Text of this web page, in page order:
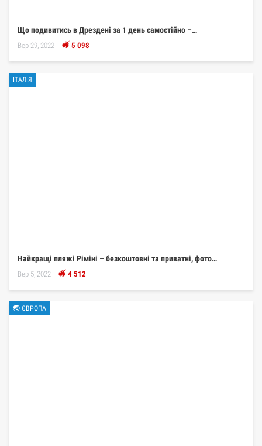
Що подивитись в Дрездені за 1 день самостійно –…
Вер 29, 2022 5 098
ІТАЛІЯ
Найкращі пляжі Ріміні – безкоштовні та приватні, фото…
Вер 5, 2022 4 512
🌏 ЄВРОПА